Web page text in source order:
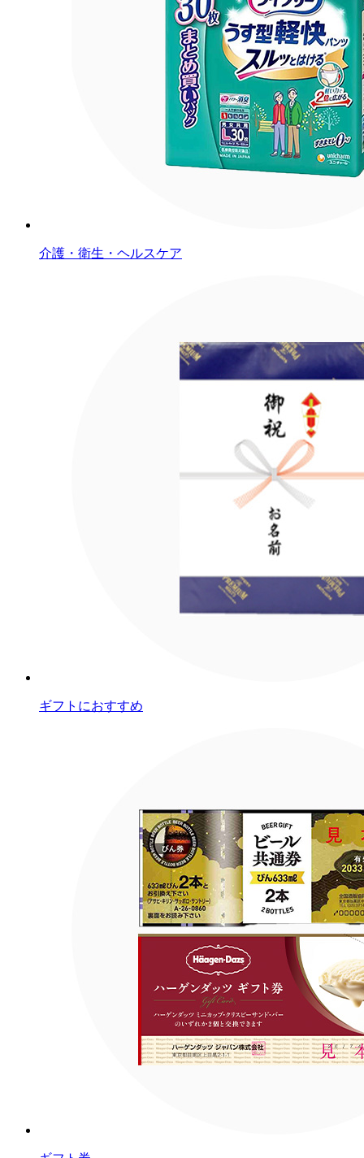
介護・衛生・ヘルスケア
ギフトにおすすめ